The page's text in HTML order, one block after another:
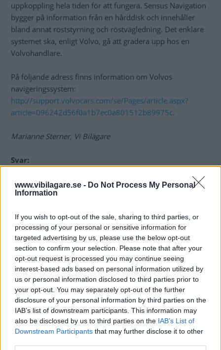
www.vibilagare.se - Do Not Process My Personal
Information
If you wish to opt-out of the sale, sharing to third parties, or
processing of your personal or sensitive information for
targeted advertising by us, please use the below opt-out
section to confirm your selection. Please note that after your
opt-out request is processed you may continue seeing
interest-based ads based on personal information utilized by
us or personal information disclosed to third parties prior to
your opt-out. You may separately opt-out of the further
disclosure of your personal information by third parties on the
IAB’s list of downstream participants. This information may
also be disclosed by us to third parties on the IAB’s List of
Downstream Participants that may further disclose it to other
uppkoppling hela tiden för att fungera. Sensus Navigation
bygger på information från en hårddisk och innehåller
bland annat röststyrning och röstvägledning. Det enklare
systemet ska, enligt Volvo, gå att gradera upp hos en
Volvohandlare.
På följande adress finns information om Volvos
navigeringssystem:
http://support.volvocars.com/se/Pages/article.aspx?
article=096242d56f0a1b7ec0a801512b89975c.
Marianne Sterner, Vi Bilägare
Svar:
standardutförande ger den mest detaljerade kartbilden av
de bilsystem jag provat. Det stående formatet passar
som flera småvägar är tydligt utmärkta – nästan som ett
”riktigt” kartblad i tryckt format.
Jag vill minnas att man även i standardutförandet kan få
en vägvisning till sitt mål, men att
vägledningsfunktionerna är begränsade till att visa vägen
på kartan. Tack vare standardkartans tydlighet har det
varit tillräckligt för mig. Å andra sidan brukar jag alltid
köra med ljudet avstängt på navigatorn då vägledningen
ofta är tjatig att lyssna på.